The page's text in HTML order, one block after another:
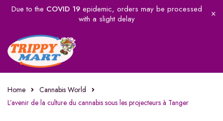
Due to the COVID 19epidemic, orders may be processed
with a slight delay
Home
Cannabis World
L’avenir de la culture du cannabis sous les projecteurs à Tanger